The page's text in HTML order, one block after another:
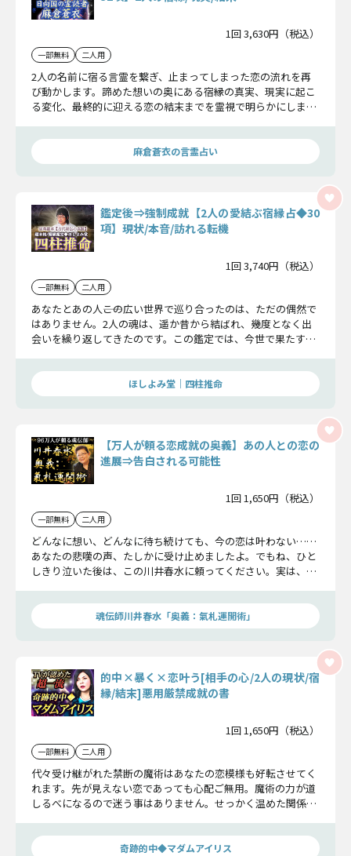
1回 3,630円（税込）
一部無料 二人用
2人の名前に宿る言霊を繋ぎ、止まってしまった恋の流れを再
び動かします。諦めた想いの奥にある宿縁の真実、現実に起こ
る変化、最終的に迎える恋の結末までを霊視で明らかにしま
麻倉蒼衣の言霊占い
鑑定後⇒強制成就【2人の愛結ぶ宿縁占◆30
項】現状/本音/訪れる転機
1回 3,740円（税込）
一部無料 二人用
あなたとあの人――この広い世界で巡り合ったのは、ただの偶然で
はありません。2人の魂は、遥か昔から結ばれ、幾度となく出
会いを繰り返してきたのです。この鑑定では、今世で果たすべ
関係を結び直す“究極の方法”をお伝えします。
ほしよみ堂｜四柱推命
【万人が頼る恋成就の奥義】あの人との恋の
進展⇒告白される可能性
1回 1,650円（税込）
一部無料 二人用
どんなに想い、どんなに待ち続けても、今の恋は叶わない……
あなたの悲嘆の声、たしかに受け止めましたよ。でもね、ひと
しきり泣いた後は、この川井春水に頼ってください。実は、あ
にしましょう……
魂伝師川井春水「奥義：氣札運開術」
的中×暴く×恋叶う[相手の心/2人の現状/宿
縁/結末]悪用厳禁成就の書
1回 1,650円（税込）
一部無料 二人用
代々受け継がれた禁断の魔術はあなたの恋模様も好転させてく
れます。先が見えない恋であっても心配ご無用。魔術の力が道
しるべになるので迷う事はありません。せっかく温めた関係で
奇跡的中◆マダムアイリス